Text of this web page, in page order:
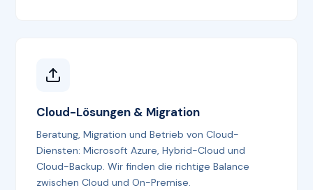
Cloud-Lösungen & Migration
Beratung, Migration und Betrieb von Cloud-
Diensten: Microsoft Azure, Hybrid-Cloud und
Cloud-Backup. Wir finden die richtige Balance
zwischen Cloud und On-Premise.